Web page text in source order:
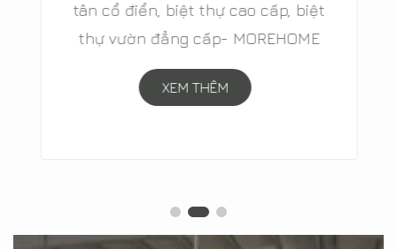
tân cổ điển, biệt thự cao cấp, biệt
thự vườn đẳng cấp- MOREHOME
XEM THÊM